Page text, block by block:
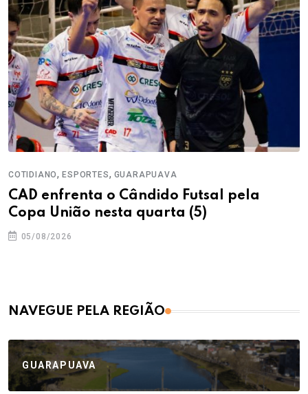
COTIDIANO,ESPORTES, GUARAPUAVA
CAD enfrenta o Cândido Futsal pela
Copa União nesta quarta (5)
05/08/2026
NAVEGUE PELA REGIÃO
GUARAPUAVA